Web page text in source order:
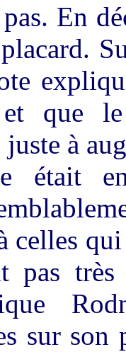
En
et que
à
était
celles
pas
sur